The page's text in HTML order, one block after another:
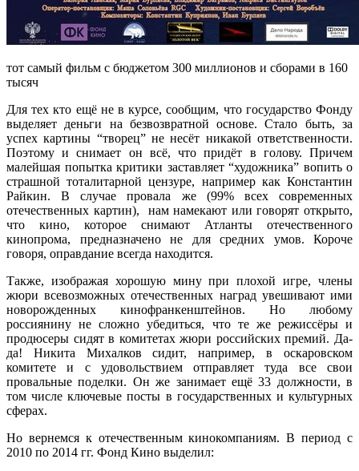
тот самый фильм с бюджетом 300 миллионов и сборами в 160
тысяч
Для тех кто ещё не в курсе, сообщим, что государство Фонду
выделяет деньги на безвозвратной основе. Стало быть, за
успех картины “творец” не несёт никакой ответственности.
Поэтому и снимает он всё, что придёт в голову. Причем
малейшая попытка критики заставляет “художника” вопить о
страшной тоталитарной цензуре, например как Константин
Райкин. В случае провала же (99% всех современных
отечественных картин), нам намекают или говорят открыто,
что кино, которое снимают Атланты отечественного
кинопрома, предназначено не для средних умов. Короче
говоря, оправдание всегда находится.
Также, изображая хорошую мину при плохой игре, члены
жюри всевозможных отечественных наград увешивают ими
новорожденных кинофранкенштейнов. Но любому
россиянину не сложно убедиться, что те же режиссёры и
продюсеры сидят в комитетах жюри российских премий. Да-
да! Никита Михалков сидит, например, в оскаровском
комитете и с удовольствием отправляет туда все свои
провальные поделки. Он же занимает ещё 33 должности, в
том числе ключевые посты в государственных и культурных
сферах.
Но вернемся к отечественным кинокомпаниям. В период с
2010 по 2014 гг. Фонд Кино выделил: